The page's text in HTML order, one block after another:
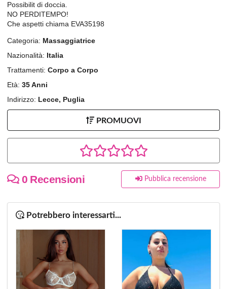
Possibilit di doccia.
NO PERDITEMPO!
Che aspetti chiama EVA35198
Categoria: Massaggiatrice
Nazionalità: Italia
Trattamenti: Corpo a Corpo
Età: 35 Anni
Indirizzo: Lecce, Puglia
PROMUOVI
0 Recensioni Pubblica recensione
Potrebbero interessarti...